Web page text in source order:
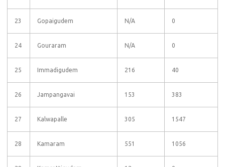
23 Gopaigudem N/A 0
24 Gouraram N/A 0
25 Immadigudem 216 40
26 Jampangavai 153 383
27 Kalwapalle 305 1547
28 Kamaram 551 1056